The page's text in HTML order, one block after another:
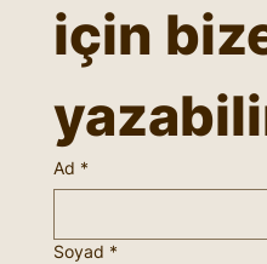
için
Ad *
Soyad *